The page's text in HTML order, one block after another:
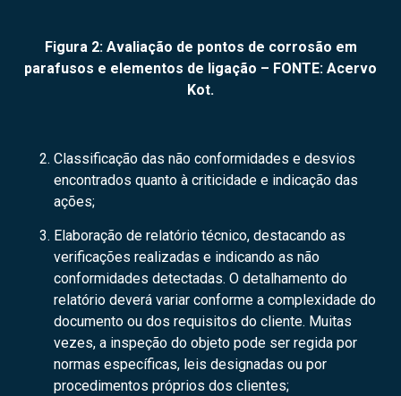
Figura 2: Avaliação de pontos de corrosão em
parafusos e elementos de ligação – FONTE: Acervo
Kot.
Classificação das não conformidades e desvios
encontrados quanto à criticidade e indicação das
ações;
Elaboração de relatório técnico, destacando as
verificações realizadas e indicando as não
conformidades detectadas. O detalhamento do
relatório deverá variar conforme a complexidade do
documento ou dos requisitos do cliente. Muitas
vezes, a inspeção do objeto pode ser regida por
normas específicas, leis designadas ou por
procedimentos próprios dos clientes;